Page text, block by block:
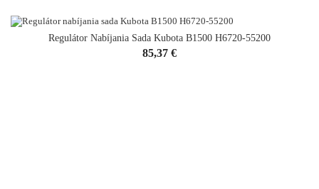
Regulátor Nabíjania Sada Kubota B1500 H6720-55200
Cena
85,37 €